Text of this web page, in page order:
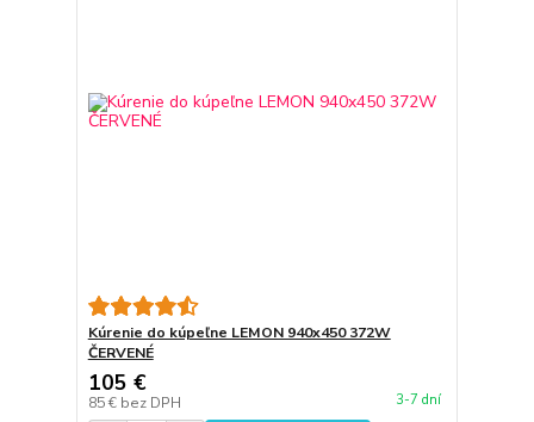
Kúrenie do kúpeľne LEMON 940x450 372W
ČERVENÉ
105 €
85 € bez DPH 3-7 dní